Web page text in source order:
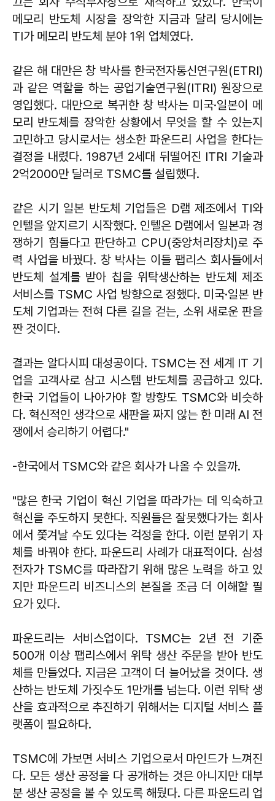
메모리 반도체 시장을 장악한 지금과 달리 당시에는
TI가 메모리 반도체 분야 1위 업체였다.
같은 해 대만은 창 박사를 한국전자통신연구원(ETRI)
과 같은 역할을 하는 공업기술연구원(ITRI) 원장으로
영입했다. 대만으로 복귀한 창 박사는 미국·일본이 메
모리 반도체를 장악한 상황에서 무엇을 할 수 있는지
고민하고 당시로서는 생소한 파운드리 사업을 한다는
결정을 내렸다. 1987년 2세대 뒤떨어진 ITRI 기술과
2억2000만 달러로 TSMC를 설립했다.
같은 시기 일본 반도체 기업들은 D램 제조에서 TI와
인텔을 앞지르기 시작했다. 인텔은 D램에서 일본과 경
쟁하기 힘들다고 판단하고 CPU(중앙처리장치)로 주
력 사업을 바꿨다. 창 박사는 이들 팹리스 회사들에서
반도체 설계를 받아 칩을 위탁생산하는 반도체 제조
서비스를 TSMC 사업 방향으로 정했다. 미국·일본 반
도체 기업과는 전혀 다른 길을 걷는, 소위 새로운 판을
짠 것이다.
결과는 알다시피 대성공이다. TSMC는 전 세계 IT 기
업을 고객사로 삼고 시스템 반도체를 공급하고 있다.
한국 기업들이 나아가야 할 방향도 TSMC와 비슷하
다. 혁신적인 생각으로 새판을 짜지 않는 한 미래 AI 전
쟁에서 승리하기 어렵다."
-한국에서 TSMC와 같은 회사가 나올 수 있을까.
"많은 한국 기업이 혁신 기업을 따라가는 데 익숙하고
혁신을 주도하지 못한다. 직원들은 잘못했다가는 회사
에서 쫓겨날 수도 있다는 걱정을 한다. 이런 분위기 자
체를 바꿔야 한다. 파운드리 사례가 대표적이다. 삼성
전자가 TSMC를 따라잡기 위해 많은 노력을 하고 있
지만 파운드리 비즈니스의 본질을 조금 더 이해할 필
요가 있다.
파운드리는 서비스업이다. TSMC는 2년 전 기준
500개 이상 팹리스에서 위탁 생산 주문을 받아 반도
체를 만들었다. 지금은 고객이 더 늘어났을 것이다. 생
산하는 반도체 가짓수도 1만개를 넘는다. 이런 위탁 생
산을 효과적으로 추진하기 위해서는 디지털 서비스 플
랫폼이 필요하다.
TSMC에 가보면 서비스 기업으로서 마인드가 느껴진
다. 모든 생산 공정을 다 공개하는 것은 아니지만 대부
분 생산 공정을 볼 수 있도록 해뒀다. 다른 파운드리 업